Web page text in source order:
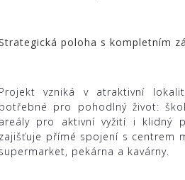
poloha s kompletním
Projekt vzniká v atraktivní
potřebné pro pohodlný život:
areály pro aktivní vyžití i klidný
zajišťuje přímé spojení s centrem
supermarket, pekárna a kavárny.